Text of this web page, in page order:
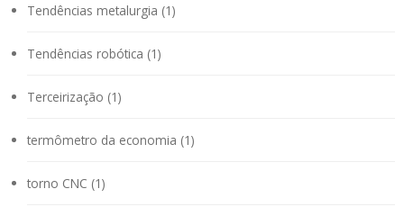
Tendências metalurgia (1)
Tendências robótica (1)
Terceirização (1)
termômetro da economia (1)
torno CNC (1)